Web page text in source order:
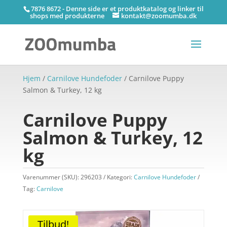
7876 8672 - Denne side er et produktkatalog og linker til
shops med produkterne kontakt@zoomumba.dk
Hjem / Carnilove Hundefoder/ Carnilove Puppy
Salmon & Turkey, 12 kg
Carnilove Puppy
Salmon & Turkey, 12
kg
Varenummer (SKU):296203 Kategori:Carnilove Hundefoder
Tag:Carnilove
Tilbud!